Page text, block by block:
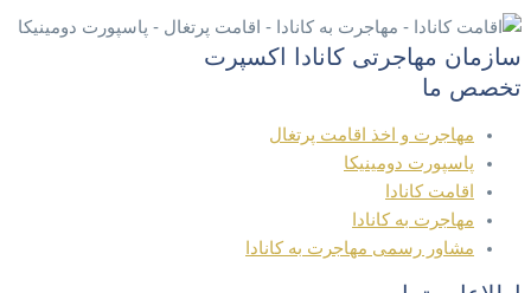
سازمان مهاجرتی کانادا اکسپرت
تخصص ما
مهاجرت و اخذ اقامت پرتغال
پاسپورت دومینیکا
اقامت کانادا
مهاجرت به کانادا
مشاور رسمی مهاجرت به کانادا